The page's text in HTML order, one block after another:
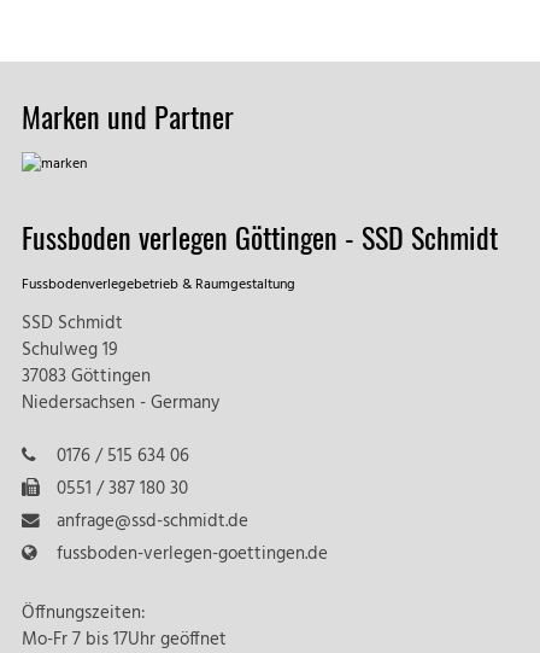
Marken und Partner
Fussboden verlegen Göttingen - SSD Schmidt
Fussbodenverlegebetrieb & Raumgestaltung
SSD Schmidt
Schulweg 19
37083 Göttingen
Niedersachsen - Germany
0176 / 515 634 06
0551 / 387 180 30
anfrage@ssd-schmidt.de
fussboden-verlegen-goettingen.de
Öffnungszeiten:
Mo-Fr 7 bis 17Uhr geöffnet